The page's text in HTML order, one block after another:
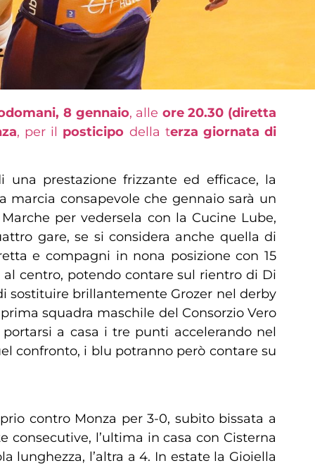
8 gennaio, alle ore 20.30 (diretta
, per il posticipo della terza giornata di
prestazione frizzante ed efficace, la
consapevole che gennaio sarà un
per vedersela con la Cucine Lube,
gare, se si considera anche quella di
e compagni in nona posizione con 15
centro, potendo contare sul rientro di Di
sostituire brillantemente Grozer nel derby
squadra maschile del Consorzio Vero
a casa i tre punti accelerando nel
confronto, i blu potranno però contare su
contro Monza per 3-0, subito bissata a
l’ultima in casa con Cisterna
lunghezza, l’altra a 4. In estate la Gioiella